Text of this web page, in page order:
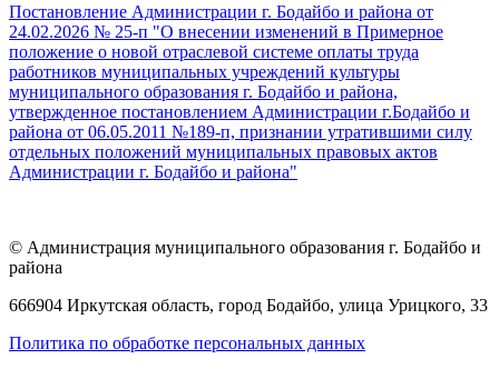
Постановление Администрации г. Бодайбо и района от
24.02.2026 № 25-п "О внесении изменений в Примерное
положение о новой отраслевой системе оплаты труда
работников муниципальных учреждений культуры
муниципального образования г. Бодайбо и района,
утвержденное постановлением Администрации г.Бодайбо и
района от 06.05.2011 №189-п, признании утратившими силу
отдельных положений муниципальных правовых актов
Администрации г. Бодайбо и района"
© Администрация муниципального образования г. Бодайбо и
района
666904 Иркутская область, город Бодайбо, улица Урицкого, 33
Политика по обработке персональных данных